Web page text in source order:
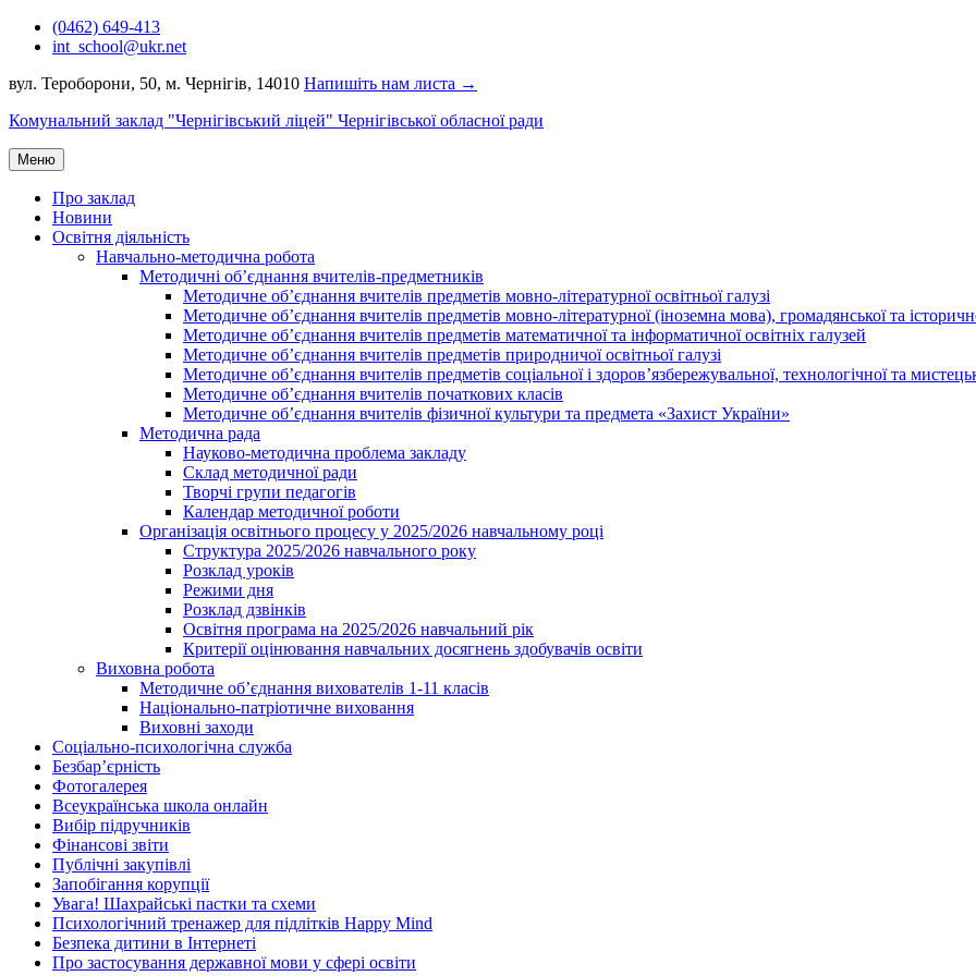
Перейти(0462) 649-413
int_school@ukr.net
вул. Тероборони, 50, м. Чернігів, 14010 Напишіть нам листа →
Комунальний заклад "Чернігівський ліцей" Чернігівської обласної ради
Меню
Про заклад
Новини
Освітня діяльність
Навчально-методична робота
Методичні об’єднання вчителів-предметників
Методичне об’єднання вчителів предметів мовно-літературної освітньої галузі
Методичне об’єднання вчителів предметів мовно-літературної (іноземна мова), громадянської та
Методичне об’єднання вчителів предметів математичної та інформатичної освітніх галузей
Методичне об’єднання вчителів предметів природничої освітньої галузі
Методичне об’єднання вчителів предметів соціальної і здоров’язбережувальної, технологічної та
Методичне об’єднання вчителів початкових класів
Методичне об’єднання вчителів фізичної культури та предмета «Захист України»
Методична рада
Науково-методична проблема закладу
Склад методичної ради
Творчі групи педагогів
Календар методичної роботи
Організація освітнього процесу у 2025/2026 навчальному році
Структура 2025/2026 навчального року
Розклад уроків
Режими дня
Розклад дзвінків
Освітня програма на 2025/2026 навчальний рік
Критерії оцінювання навчальних досягнень здобувачів освіти
Виховна робота
Методичне об’єднання вихователів 1-11 класів
Національно-патріотичне виховання
Виховні заходи
Соціально-психологічна служба
Безбар’єрність
Фотогалерея
Всеукраїнська школа онлайн
Вибір підручників
Фінансові звіти
Публічні закупівлі
Запобігання корупції
Увага! Шахрайські пастки та схеми
Психологічний тренажер для підлітків Happy Mind
Безпека дитини в Інтернеті
Про застосування державної мови у сфері освіти